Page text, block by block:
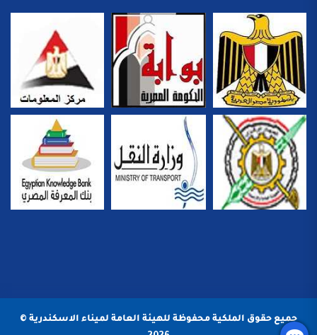
جميع حقوق الملكية محفوظة للهيئة العامة لميناء الاسكندرية ©